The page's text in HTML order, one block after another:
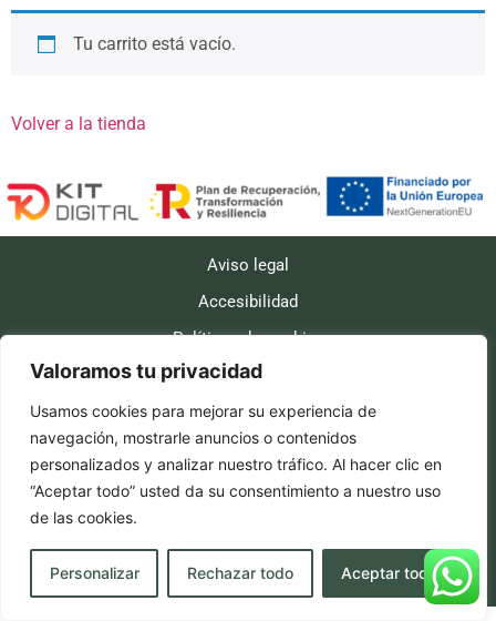
Valoramos tu privacidad
Usamos cookies para mejorar su experiencia de
navegación, mostrarle anuncios o contenidos
personalizados y analizar nuestro tráfico. Al hacer clic en
“Aceptar todo” usted da su consentimiento a nuestro uso
de las cookies.
Personalizar Rechazar todo Aceptar todo
Tu carrito está vacío.
Volver a la tienda
Aviso legal
Accesibilidad
Políticas de cookies
Política de privacidad
Políticas de envío
Política de reembolso y devoluciones
Diseño web realizado por RK Informatika